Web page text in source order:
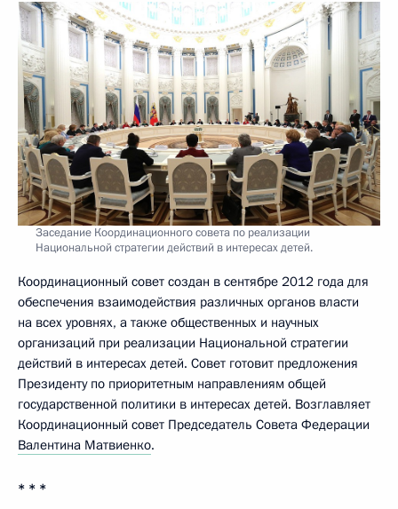
Заседание Координационного совета по реализации
Национальной стратегии действий в интересах детей.
Координационный совет создан в сентябре 2012 года для
обеспечения взаимодействия различных органов власти
на всех уровнях, а также общественных и научных
организаций при реализации Национальной стратегии
действий в интересах детей. Совет готовит предложения
Президенту по приоритетным направлениям общей
государственной политики в интересах детей. Возглавляет
Координационный совет Председатель Совета Федерации
Валентина Матвиенко.
* * *